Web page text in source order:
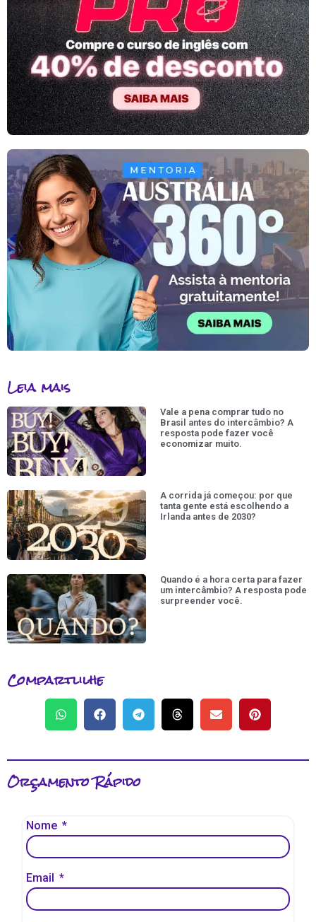
Leia mais
Vale a pena comprar tudo no
Brasil antes do intercâmbio? A
resposta pode fazer você
economizar muito.
A corrida já começou: por que
tanta gente está escolhendo a
Irlanda antes de 2030?
Quando é a hora certa para fazer
um intercâmbio? A resposta pode
surpreender você.
Compartlilhe
Orçamento Rápido
Nome
Email